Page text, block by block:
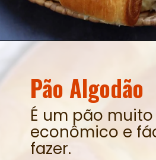
É um pão
econômico e
fazer.
Pão Algodão